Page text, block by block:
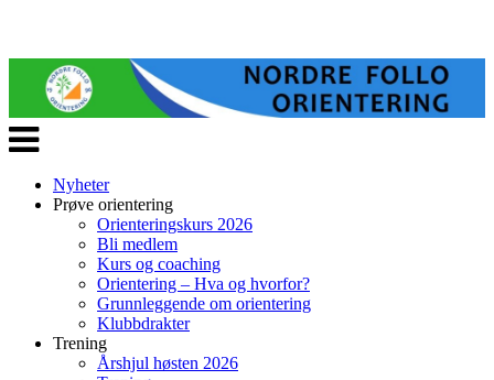
Veksle
navigasjon
Nyheter
Prøve orientering
Orienteringskurs 2026
Bli medlem
Kurs og coaching
Orientering – Hva og hvorfor?
Grunnleggende om orientering
Klubbdrakter
Trening
Årshjul høsten 2026